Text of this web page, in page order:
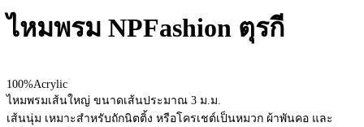
ไหมพรม NPFashion ตุรกี
100%Acrylic
ไหมพรมเส้นใหญ่ ขนาดเส้นประมาณ 3 ม.ม.
เส้นนุ่ม เหมาะสำหรับถักนิตติ้ง หรือโครเชต์เป็นหมวก ผ้าพันคอ และ